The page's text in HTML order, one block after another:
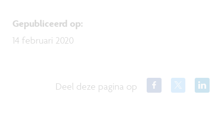
Gepubliceerd op:
14 februari 2020
Deel deze pagina op